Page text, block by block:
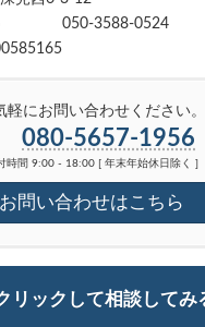
050-3588-0524
軽にお問い合わせください。
080-5657-1956
時間 9:00 - 18:00 [ 年末年始休日除く ]
お問い合わせはこちら
対応 All Rights Reserved.
リックして相談してみ